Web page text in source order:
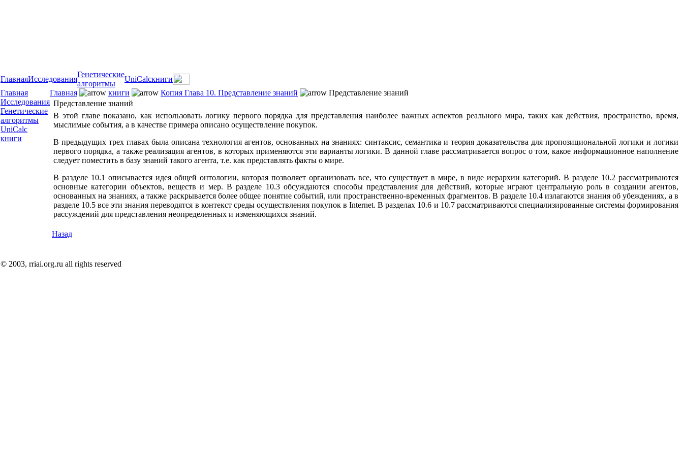
ГлавнаяИсследования
Генетические
алгоритмы
UniCalcкниги
Главная
Исследования
Генетические
алгоритмы
UniCalc
книги
Главная книги Копия Глава 10. Представление знаний
Представление знаний
Представление знаний
В этой главе показано, как использовать логику первого порядка для представления наиболее важных аспектов реального мира, таких как действия, пространство, время,
мыслимые события, а в качестве примера описано осуществление покупок.
В предыдущих трех главах была описана технология агентов, основанных на знаниях: синтаксис, семантика и теория доказательства для пропозициональной логики и логики
первого порядка, а также реализация агентов, в которых применяются эти варианты логики. В данной главе рассматривается вопрос о том, какое информационное наполнение
следует поместить в базу знаний такого агента, т.е. как представлять факты о мире.
В разделе 10.1 описывается идея общей онтологии, которая позволяет организовать все, что существует в мире, в виде иерархии категорий. В разделе 10.2 рассматриваются
основные категории объектов, веществ и мер. В разделе 10.3 обсуждаются способы представления для действий, которые играют центральную роль в создании агентов,
основанных на знаниях, а также раскрывается более общее понятие событий, или пространственно-временных фрагментов. В разделе 10.4 излагаются знания об убеждениях, а в
разделе 10.5 все эти знания переводятся в контекст среды осуществления покупок в Internet. В разделах 10.6 и 10.7 рассматриваются специализированные системы формирования
рассуждений для представления неопределенных и изменяющихся знаний.
Назад
© 2003, rriai.org.ru all rights reserved